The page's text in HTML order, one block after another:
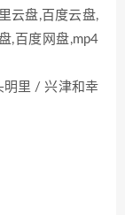
云盘,百度云盘,
,百度网盘,mp4
明里 / 兴津和幸